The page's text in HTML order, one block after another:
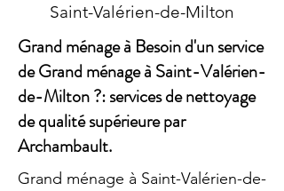
Saint-Valérien-de-Milton
Grand ménage à Besoin d'un service
de Grand ménage à Saint-Valérien-
de-Milton ?: services de nettoyage
de qualité supérieure par
Archambault.
Grand ménage à Saint-Valérien-de-